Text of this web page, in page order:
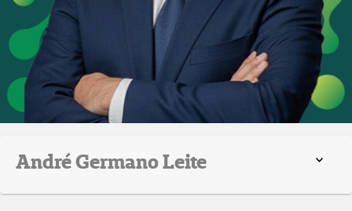
André Germano Leite